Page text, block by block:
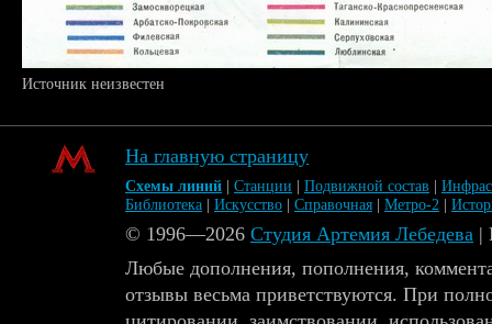
Источник неизвестен
На главную страницу
Схемы линий | Станции | Подвижной состав |
Библиотека | Искусство | Справочная | Метро-2 |
© 1996—2026 Студия Артемия Лебедева |
Любые дополнения, пополнения,
отзывы весьма приветствуются. При